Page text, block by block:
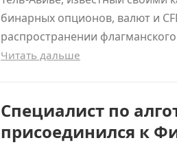
бинарных опционов, валют и
распространении
Читать дальше
Специалист по
присоединился к